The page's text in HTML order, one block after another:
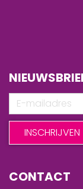
CONTACT